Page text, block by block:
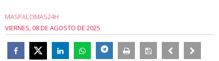
MASPALOMAS24H
VIERNES, 08 DE AGOSTO DE 2025